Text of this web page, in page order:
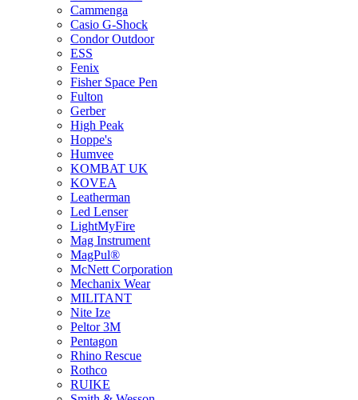
Cammenga
Casio G-Shock
Condor Outdoor
ESS
Fenix
Fisher Space Pen
Fulton
Gerber
High Peak
Hoppe's
Humvee
KOMBAT UK
KOVEA
Leatherman
Led Lenser
LightMyFire
Mag Instrument
MagPul®
McNett Corporation
Mechanix Wear
MILITANT
Nite Ize
Peltor 3M
Pentagon
Rhino Rescue
Rothco
RUIKE